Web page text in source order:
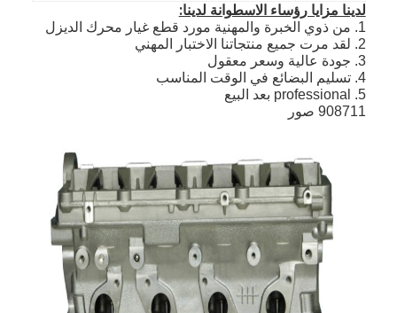
لدينا مزايا رؤساء الاسطوانة لدينا:
1. من ذوي الخبرة والمهنية مورد قطع غيار محرك الديزل
2. لقد مرت جميع منتجاتنا الاختبار المهني
3. جودة عالية وسعر معقول
4. تسليم البضائع في الوقت المناسب
5. professional بعد البيع
908711 صور